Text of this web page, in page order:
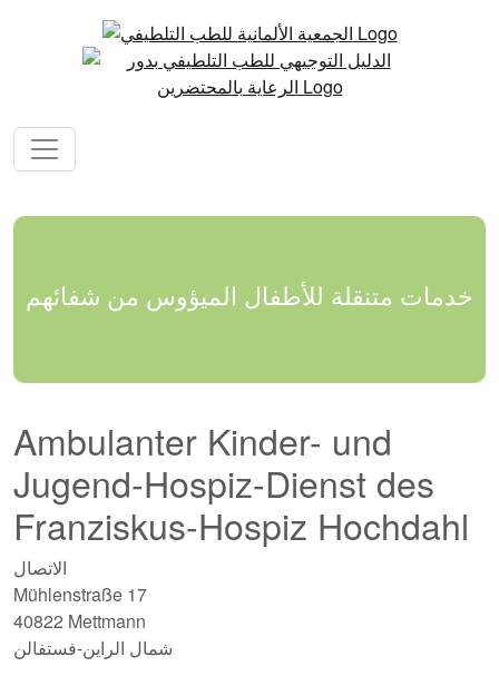
خدمات متنقلة للأطفال الميؤوس من شفائهم
Ambulanter Kinder- und
Jugend-Hospiz-Dienst des
Franziskus-Hospiz Hochdahl
الاتصال
Mühlenstraße 17
40822 Mettmann
شمال الراين-فستفالن